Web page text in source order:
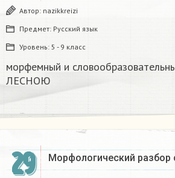
Автор: nazikkreizi
Предмет: Русский язык
Уровень: 5 - 9 класс
морфемный и
ЛЕСНОЮ
29 Морфологический разбор